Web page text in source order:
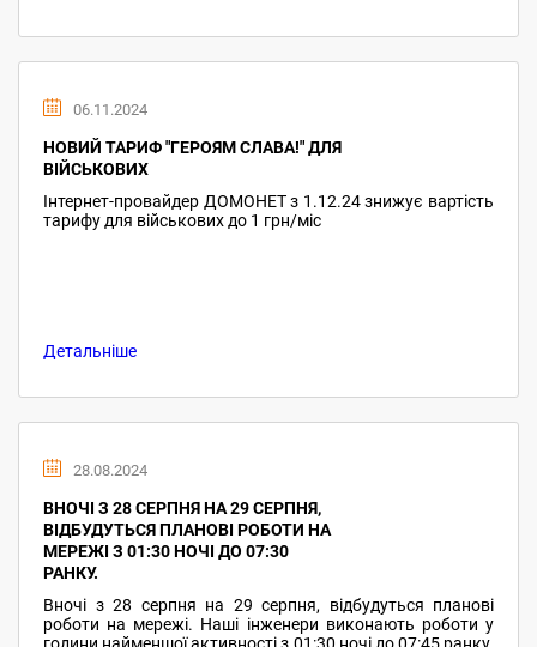
06.11.2024
НОВИЙ ТАРИФ "ГЕРОЯМ СЛАВА!" ДЛЯ
ВІЙСЬКОВИХ
Інтернет-провайдер ДОМОНЕТ з 1.12.24 знижує вартість
тарифу для військових до 1 грн/міс
Детальніше
28.08.2024
ВНОЧІ З 28 СЕРПНЯ НА 29 СЕРПНЯ,
ВІДБУДУТЬСЯ ПЛАНОВІ РОБОТИ НА
МЕРЕЖІ З 01:30 НОЧІ ДО 07:30
РАНКУ.
Вночі з 28 серпня на 29 серпня, відбудуться планові
роботи на мережі. Наші інженери виконають роботи у